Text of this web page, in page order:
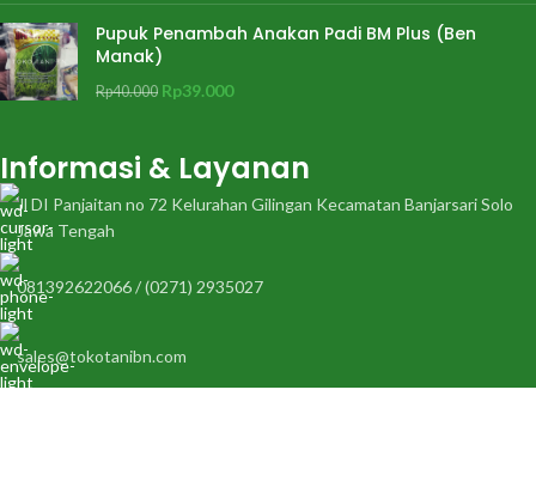
Pupuk Penambah Anakan Padi BM Plus (Ben
Manak)
Rp40.000 Rp39.000
Informasi & Layanan
Jl DI Panjaitan no 72 Kelurahan Gilingan Kecamatan Banjarsari Solo
Jawa Tengah
081392622066 / (0271) 2935027
sales@tokotanibn.com